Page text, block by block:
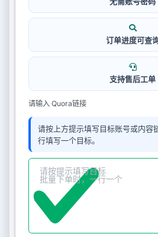
订单进度可查
支持售后工单
请输入 Quora链接
请按上方提示填写目标账号或内容
行填写一个目标。